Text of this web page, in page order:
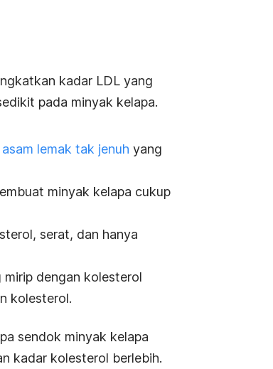
kadar LDL yang
pada minyak kelapa.
asam lemak tak jenuh yang
minyak kelapa cukup
serat, dan hanya
dengan kolesterol
kolesterol.
sendok minyak kelapa
kadar kolesterol berlebih.